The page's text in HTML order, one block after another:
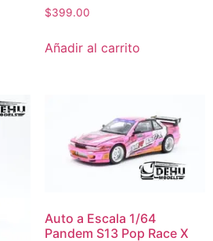
$399.00
Añadir al carrito
Auto a Escala 1/64
Pandem S13 Pop Race X